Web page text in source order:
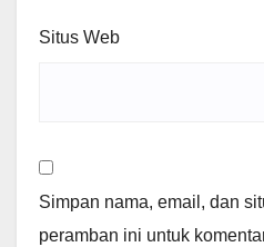
Situs Web
Simpan nama, email, dan
peramban ini untuk